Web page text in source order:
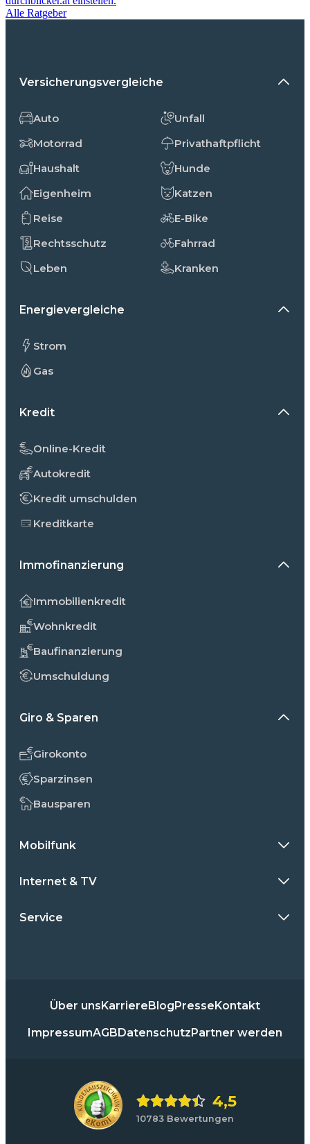
Alle Ratgeber
Versicherungsvergleiche
Auto
Motorrad
Haushalt
Eigenheim
Reise
Rechtsschutz
Leben
Unfall
Privathaftpflicht
Hunde
Katzen
E-Bike
Fahrrad
Kranken
Energievergleiche
Strom
Gas
Kredit
Online-Kredit
Autokredit
Kredit umschulden
Kreditkarte
Immofinanzierung
Immobilienkredit
Wohnkredit
Baufinanzierung
Umschuldung
Giro & Sparen
Girokonto
Sparzinsen
Bausparen
Mobilfunk
Internet & TV
Service
Über unsKarriereBlogPresseKontakt
ImpressumAGBDatenschutzPartner werden
4,5
10783 Bewertungen